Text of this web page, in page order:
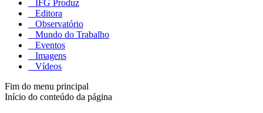
IFG Produz
Editora
Observatório
Mundo do Trabalho
Eventos
Imagens
Vídeos
Fim do menu principal
Início do conteúdo da página